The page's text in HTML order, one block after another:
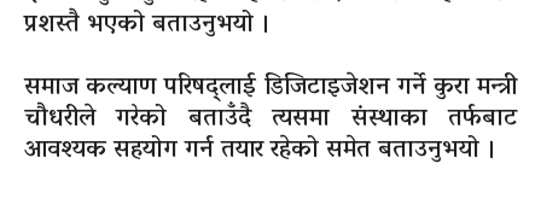
प्रशस्तै भएको बताउनुभयो ।
समाज कल्याण परिषद्लाई डिजिटाइजेशन गर्ने कुरा मन्त्री
चौधरीले गरेको बताउँदै त्यसमा संस्थाका तर्फबाट
आवश्यक सहयोग गर्न तयार रहेको समेत बताउनुभयो ।